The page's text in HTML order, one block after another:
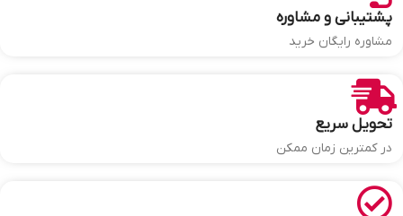
پشتیبانی و مشاوره
مشاوره رایگان خرید
تحویل سریع
در کمترین زمان ممکن